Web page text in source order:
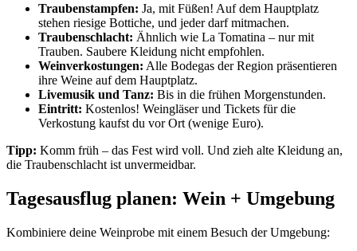
Traubenstampfen: Ja, mit Füßen! Auf dem Hauptplatz
stehen riesige Bottiche, und jeder darf mitmachen.
Traubenschlacht: Ähnlich wie La Tomatina – nur mit
Trauben. Saubere Kleidung nicht empfohlen.
Weinverkostungen: Alle Bodegas der Region präsentieren
ihre Weine auf dem Hauptplatz.
Livemusik und Tanz: Bis in die frühen Morgenstunden.
Eintritt: Kostenlos! Weingläser und Tickets für die
Verkostung kaufst du vor Ort (wenige Euro).
Tipp: Komm früh – das Fest wird voll. Und zieh alte Kleidung an,
die Traubenschlacht ist unvermeidbar.
Tagesausflug planen: Wein + Umgebung
Kombiniere deine Weinprobe mit einem Besuch der Umgebung: